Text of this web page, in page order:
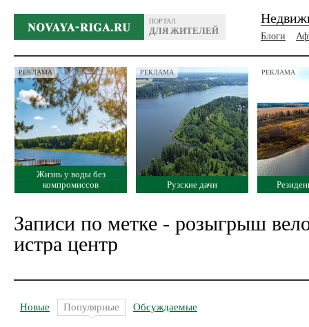
ПОРТАЛ
ДЛЯ ЖИТЕЛЕЙ
Блоги
РЕКЛАМА
Жизнь у воды без
компромиссов
РЕКЛАМА
Рузские дачи
РЕКЛАМА
Записи по метке - розыгрыш
истра центр
Новые Популярные Обсуждаемые